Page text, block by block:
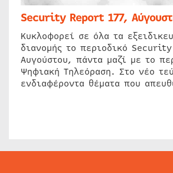
Security Report 177,
Κυκλοφορεί σε όλα τα
διανομής το περιοδικό
Αυγούστου, πάντα μαζί με το
Ψηφιακή Τηλεόραση. Στο νέο
ενδιαφέροντα θέματα που